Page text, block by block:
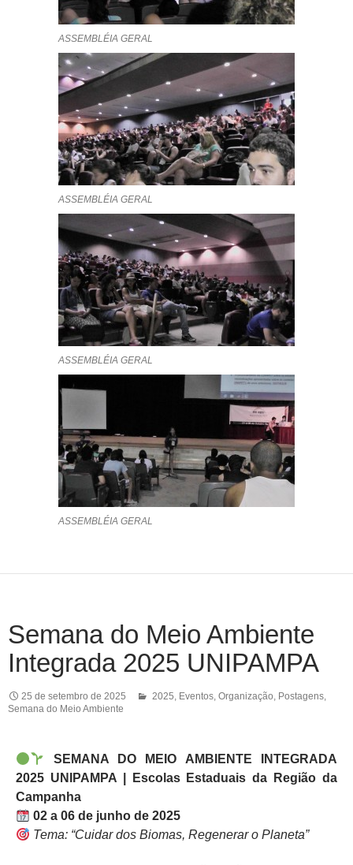
ASSEMBLÉIA GERAL
ASSEMBLÉIA GERAL
ASSEMBLÉIA GERAL
ASSEMBLÉIA GERAL
Semana do Meio Ambiente
Integrada 2025 UNIPAMPA
25 de setembro de 2025 2025, Eventos, Organização, Postagens,
Semana do Meio Ambiente
SEMANA DO MEIO AMBIENTE INTEGRADA
2025 UNIPAMPA | Escolas Estaduais da Região da
Campanha
02 a 06 de junho de 2025
Tema: “Cuidar dos Biomas, Regenerar o Planeta”